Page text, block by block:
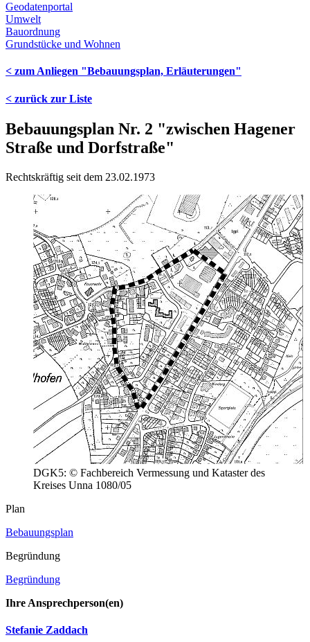
Geodatenportal
Umwelt
Bauordnung
Grundstücke und Wohnen
< zum Anliegen "Bebauungsplan, Erläuterungen"
< zurück zur Liste
Bebauungsplan Nr. 2 "zwischen Hagener
Straße und Dorfstraße"
Rechtskräftig seit dem 23.02.1973
DGK5: © Fachbereich Vermessung und Kataster des
Kreises Unna 1080/05
Plan
Bebauungsplan
Begründung
Begründung
Ihre Ansprechperson(en)
Stefanie Zaddach